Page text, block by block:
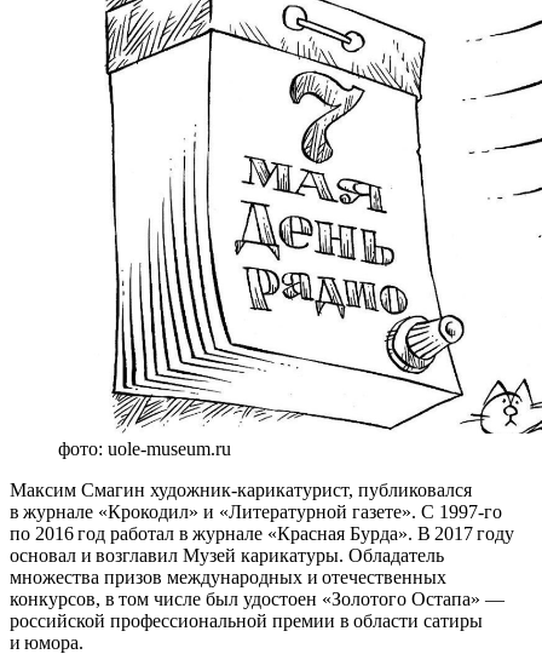
фото: uole-museum.ru
Максим Смагин художник-карикатурист, публиковался
в журнале «Крокодил» и «Литературной газете». С 1997-го
по 2016 год работал в журнале «Красная Бурда». В 2017 году
основал и возглавил Музей карикатуры. Обладатель
множества призов международных и отечественных
конкурсов, в том числе был удостоен «Золотого Остапа» —
российской профессиональной премии в области сатиры
и юмора.